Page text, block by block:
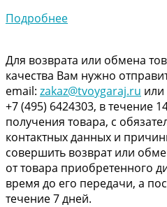
Подробнее
Для возврата или обмена
качества Вам нужно
email: zakaz@tvoygaraj.ru или
+7 (495) 6424303, в течение
получения товара, с
контактных данных и
совершить возврат или
от товара приобретенного
время до его передачи, а
течение 7 дней.